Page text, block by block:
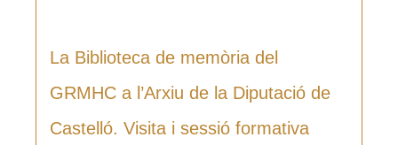
La Biblioteca de memòria del
GRMHC a l’Arxiu de la Diputació de
Castelló. Visita i sessió formativa